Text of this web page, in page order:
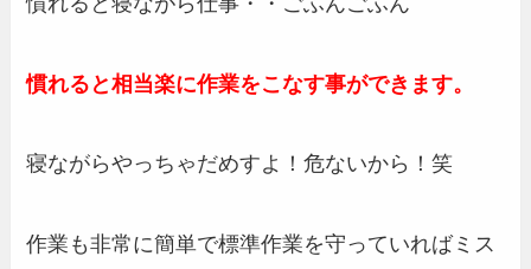
慣れると相当楽に作業をこなす事ができます。
寝ながらやっちゃだめすよ！危ないから！笑
作業も非常に簡単で標準作業を守っていればミス